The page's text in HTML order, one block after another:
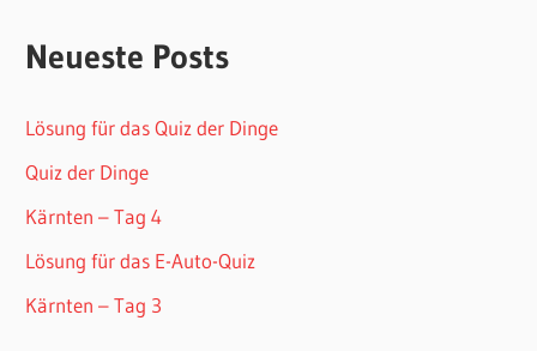
Neueste Posts
Lösung für das Quiz der Dinge
Quiz der Dinge
Kärnten – Tag 4
Lösung für das E-Auto-Quiz
Kärnten – Tag 3